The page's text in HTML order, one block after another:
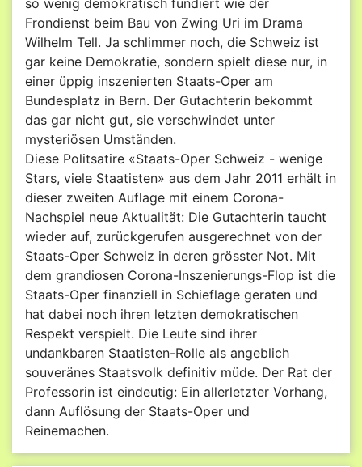
so wenig demokratisch fundiert wie der
Frondienst beim Bau von Zwing Uri im Drama
Wilhelm Tell. Ja schlimmer noch, die Schweiz ist
gar keine Demokratie, sondern spielt diese nur, in
einer üppig inszenierten Staats-Oper am
Bundesplatz in Bern. Der Gutachterin bekommt
das gar nicht gut, sie verschwindet unter
mysteriösen Umständen.
Diese Politsatire «Staats-Oper Schweiz - wenige
Stars, viele Staatisten» aus dem Jahr 2011 erhält in
dieser zweiten Auflage mit einem Corona-
Nachspiel neue Aktualität: Die Gutachterin taucht
wieder auf, zurückgerufen ausgerechnet von der
Staats-Oper Schweiz in deren grösster Not. Mit
dem grandiosen Corona-Inszenierungs-Flop ist die
Staats-Oper finanziell in Schieflage geraten und
hat dabei noch ihren letzten demokratischen
Respekt verspielt. Die Leute sind ihrer
undankbaren Staatisten-Rolle als angeblich
souveränes Staatsvolk definitiv müde. Der Rat der
Professorin ist eindeutig: Ein allerletzter Vorhang,
dann Auflösung der Staats-Oper und
Reinemachen.